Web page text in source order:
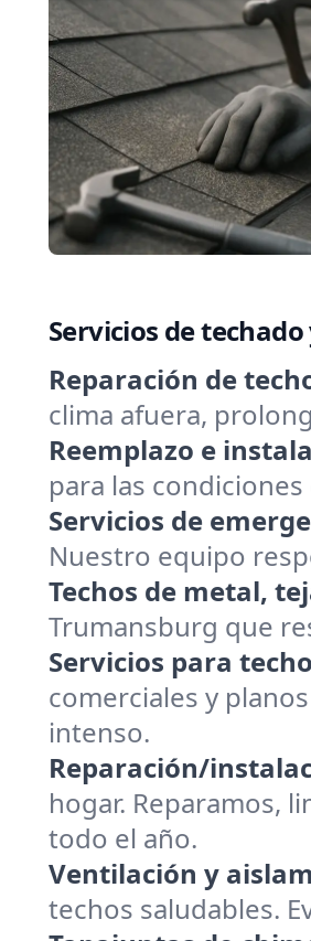
Servicios de
Reparación de
clima afuera,
Reemplazo e
para las
Servicios de
Nuestro equipo
Techos de metal,
Trumansburg que
Servicios para
comerciales y
intenso.
Reparación/
hogar. Reparamos,
todo el año.
Ventilación y
techos saludables.